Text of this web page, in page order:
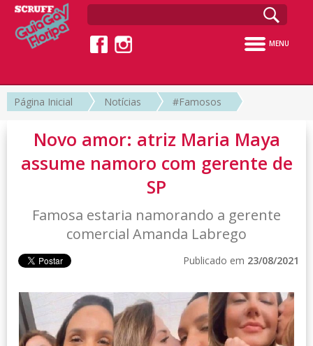
MENU
Página Inicial Notícias #Famosos
Novo amor: atriz Maria Maya
assume namoro com gerente de
SP
Famosa estaria namorando a gerente
comercial Amanda Labrego
Publicado em 23/08/2021